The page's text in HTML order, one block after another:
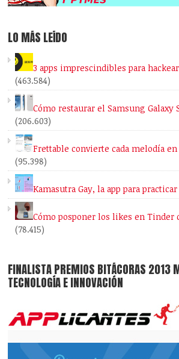
LO MÁS LEÍDO
3 apps imprescindibles para
(463.584)
Cómo restaurar el Samsung Galaxy
(206.603)
Frettable convierte cada melodía
(95.398)
Kamasutra Gay, la app para
Cómo posponer los likes en Tinder
(78.415)
FINALISTA PREMIOS BITÁCORAS 2013
TECNOLOGÍA E INNOVACIÓN